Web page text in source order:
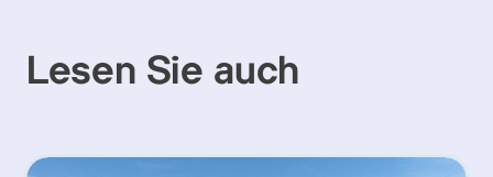
Lesen Sie auch